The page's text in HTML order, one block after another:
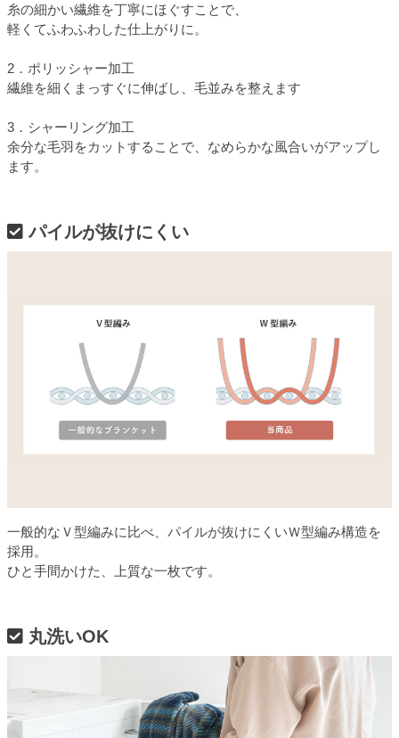
糸の細かい繊維を丁寧にほぐすことで、
軽くてふわふわした仕上がりに。
2．ポリッシャー加工
繊維を細くまっすぐに伸ばし、毛並みを整えます
3．シャーリング加工
余分な毛羽をカットすることで、なめらかな風合いがアップし
ます。
パイルが抜けにくい
一般的なＶ型編みに比べ、パイルが抜けにくいＷ型編み構造を
採用。
ひと手間かけた、上質な一枚です。
丸洗いOK